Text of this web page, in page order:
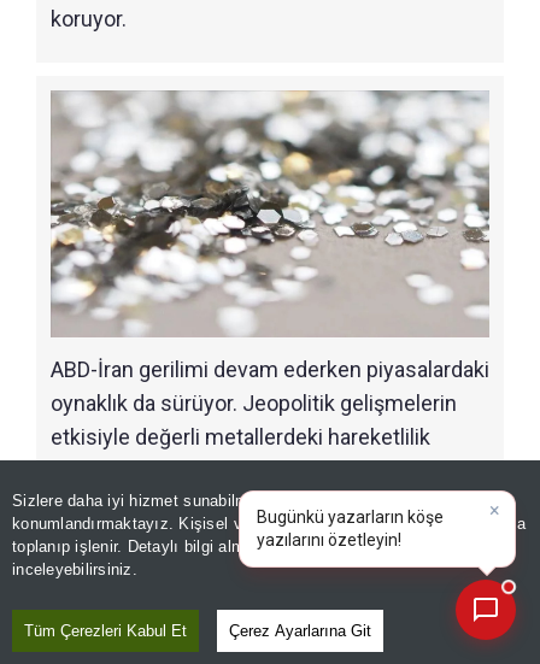
Sizlere daha iyi hizmet sunabilmek adına sitemizde
konumlandırmaktayız. Kişisel verileriniz, KVKK ve GDPR kapsamında
toplanıp işlenir. Detaylı bilgi almak içinAydınlatma Metnimizi
inceleyebilirsiniz.
Tüm Çerezleri Kabul Et Çerez Ayarlarına Git
koruyor.
ABD-İran gerilimi devam ederken piyasalardaki
oynaklık da sürüyor. Jeopolitik gelişmelerin
etkisiyle değerli metallerdeki hareketlilik
olarak gördüğü altının yanı sıra gümüş de
değer kazanmaya devam ediyor.Gümüşte
yaşanan yükselişle birlikte yatırımcılar
portföylerinde bu değerli metale de daha fazla
yer vermeye başladı.
×
Bugünkü yazarların köşe
yazılarını öz|